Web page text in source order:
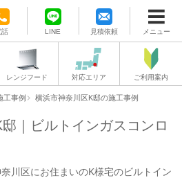
話 LINE 見積依頼 メニュー
レンジフード 対応エリア ご利用案内
工事例 横浜市神奈川区K邸の施工事例
｜ビルトインガスコンロ
川区にお住まいのK様宅のビルトイン